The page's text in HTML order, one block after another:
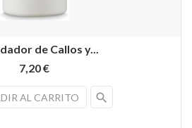
de Callos y...
7,20 €
AL CARRITO search